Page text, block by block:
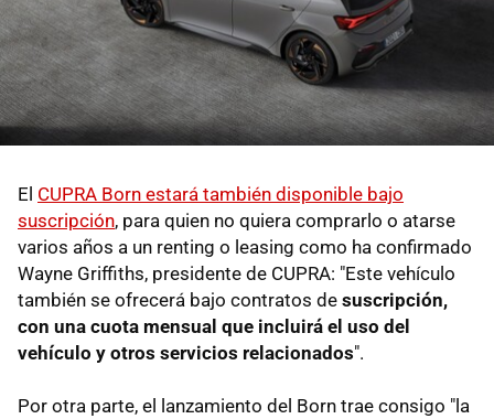
El CUPRA Born estará también disponible bajo
suscripción, para quien no quiera comprarlo o atarse
varios años a un renting o leasing como ha confirmado
Wayne Griffiths, presidente de CUPRA: "Este vehículo
también se ofrecerá bajo contratos de suscripción,
con una cuota mensual que incluirá el uso del
vehículo y otros servicios relacionados".
Por otra parte, el lanzamiento del Born trae consigo "la